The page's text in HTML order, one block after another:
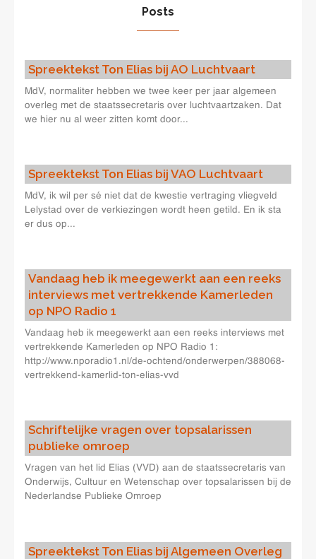
Posts
Spreektekst Ton Elias bij AO Luchtvaart
MdV, normaliter hebben we twee keer per jaar algemeen
overleg met de staatssecretaris over luchtvaartzaken. Dat
we hier nu al weer zitten komt door...
Spreektekst Ton Elias bij VAO Luchtvaart
MdV, ik wil per sé niet dat de kwestie vertraging vliegveld
Lelystad over de verkiezingen wordt heen getild. En ik sta
er dus op...
Vandaag heb ik meegewerkt aan een reeks
interviews met vertrekkende Kamerleden
op NPO Radio 1
Vandaag heb ik meegewerkt aan een reeks interviews met
vertrekkende Kamerleden op NPO Radio 1:
http://www.nporadio1.nl/de-ochtend/onderwerpen/388068-
vertrekkend-kamerlid-ton-elias-vvd
Schriftelijke vragen over topsalarissen
publieke omroep
Vragen van het lid Elias (VVD) aan de staatssecretaris van
Onderwijs, Cultuur en Wetenschap over topsalarissen bij de
Nederlandse Publieke Omroep
Spreektekst Ton Elias bij Algemeen Overleg